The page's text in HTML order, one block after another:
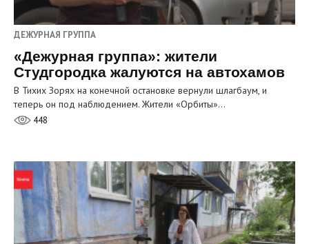
ДЕЖУРНАЯ ГРУППА
«Дежурная группа»: жители
Студгородка жалуются на автохамов
В Тихих Зорях на конечной остановке вернули шлагбаум, и
теперь он под наблюдением. Жители «Орбиты»…
448